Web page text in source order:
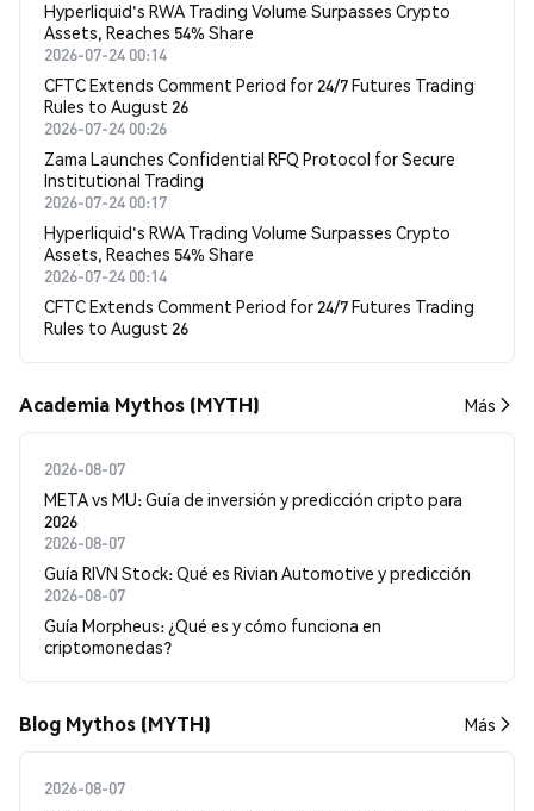
Hyperliquid's RWA Trading Volume Surpasses Crypto
Assets, Reaches 54% Share
2026-07-24 00:14
CFTC Extends Comment Period for 24/7 Futures Trading
Rules to August 26
2026-07-24 00:26
Zama Launches Confidential RFQ Protocol for Secure
Institutional Trading
2026-07-24 00:17
Hyperliquid's RWA Trading Volume Surpasses Crypto
Assets, Reaches 54% Share
2026-07-24 00:14
CFTC Extends Comment Period for 24/7 Futures Trading
Rules to August 26
Academia Mythos (MYTH) Más
2026-08-07
META vs MU: Guía de inversión y predicción cripto para
2026
2026-08-07
Guía RIVN Stock: Qué es Rivian Automotive y predicción
2026-08-07
Guía Morpheus: ¿Qué es y cómo funciona en
criptomonedas?
Blog Mythos (MYTH) Más
2026-08-07